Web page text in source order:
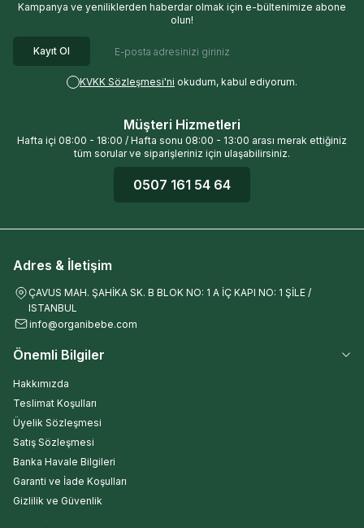
Kampanya ve yeniliklerden haberdar olmak için e-bültenimize abone
olun!
Kayıt Ol
KVKK Sözleşmesi'ni okudum, kabul ediyorum.
Müşteri Hizmetleri
Hafta içi 08:00 - 18:00 / Hafta sonu 08:00 - 13:00 arası merak ettiğiniz
tüm sorular ve siparişleriniz için ulaşabilirsiniz.
0507 161 54 64
Adres & İletişim
ÇAVUS MAH. ŞAHİKA SK. B BLOK NO: 1 A İÇ KAPI NO: 1 ŞİLE /
ISTANBUL
info@organibebe.com
Önemli Bilgiler
Hakkımızda
Teslimat Koşulları
Üyelik Sözleşmesi
Satış Sözleşmesi
Banka Havale Bilgileri
Garanti ve İade Koşulları
Gizlilik ve Güvenlik